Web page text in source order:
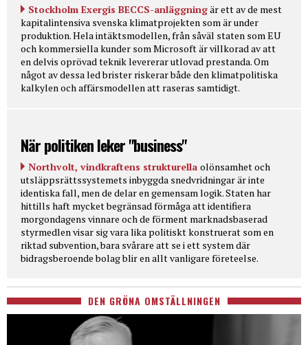
Stockholm Exergis BECCS-anläggningär ett av de mest
kapitalintensiva svenska klimatprojekten som är under
produktion. Hela intäktsmodellen, från såväl staten som EU
och kommersiella kunder som Microsoft är villkorad av att
en delvis oprövad teknik levererar utlovad prestanda. Om
något av dessa led brister riskerar både den klimatpolitiska
kalkylen och affärsmodellen att raseras samtidigt.
När politiken leker "business"
Northvolt, vindkraftens strukturella olönsamhet och
utsläppsrättssystemets inbyggda snedvridningar är inte
identiska fall, men de delar en gemensam logik. Staten har
hittills haft mycket begränsad förmåga att identifiera
morgondagens vinnare och de förment marknadsbaserad
styrmedlen visar sig vara lika politiskt konstruerat som en
riktad subvention, bara svårare att se i ett system där
bidragsberoende bolag blir en allt vanligare företeelse.
DEN GRÖNA OMSTÄLLNINGEN